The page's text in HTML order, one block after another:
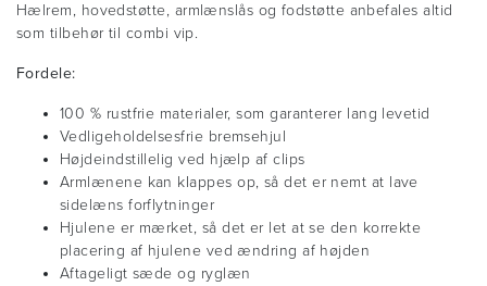
Hælrem, hovedstøtte, armlænslås og fodstøtte anbefales altid
som tilbehør til combi vip.
Fordele:
100 % rustfrie materialer, som garanterer lang levetid
Vedligeholdelsesfrie bremsehjul
Højdeindstillelig ved hjælp af clips
Armlænene kan klappes op, så det er nemt at lave
sidelæns forflytninger
Hjulene er mærket, så det er let at se den korrekte
placering af hjulene ved ændring af højden
Aftageligt sæde og ryglæn